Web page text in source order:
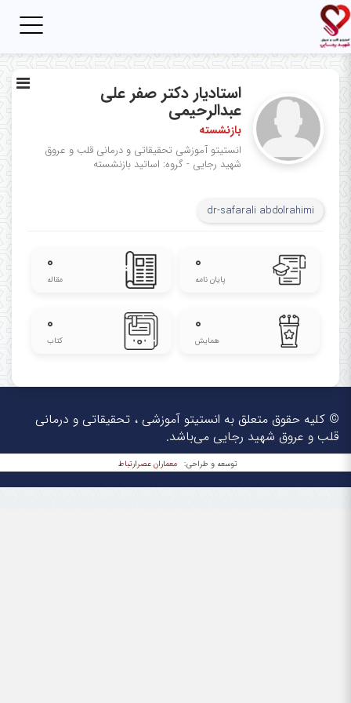
استادیار دکتر صفر علی
عبدالرحیمی
بازنشسته
انستیتو آموزشی تحقیقاتی و درمانی قلب و عروق
شهید رجایی - گروه: اساتید بازنشسته
dr-safarali abdolrahimi
۰
پایان نامه
۰
مقاله
۰
همایش
۰
کتاب
© کلیه حقوق متعلق به انستیتو آموزشی ، تحقیقاتی و درمانی
قلب و عروق شهید رجایی می‌باشد.
توسعه و طراحی: معماران عصر‌ارتباط